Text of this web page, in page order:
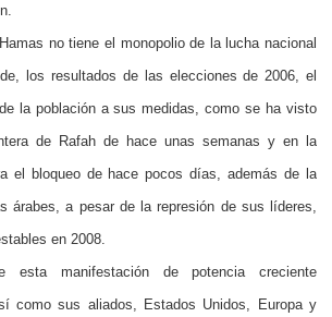
no tiene el monopolio de la lucha nacional
los resultados de las elecciones de 2006, el
la población a sus medidas, como se ha visto
de Rafah de hace unas semanas y en la
el bloqueo de hace pocos días, además de la
árabes, a pesar de la represión de sus líderes,
en 2008.
esta manifestación de potencia creciente
como sus aliados, Estados Unidos, Europa y